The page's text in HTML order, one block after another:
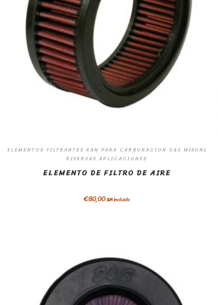
ELEMENTOS FILTRANTES K&N PARA CARBURACION S&S MIKUNI
DIVERSAS APLICACIONES
ELEMENTO DE FILTRO DE AIRE
€80,00IVA incluido